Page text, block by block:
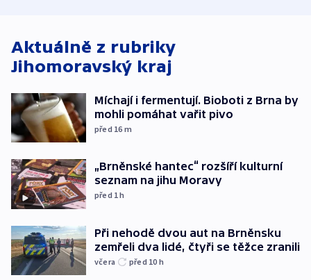
Aktuálně z rubriky
Jihomoravský kraj
Míchají i fermentují. Bioboti z Brna by
mohli pomáhat vařit pivo
před 16 m
„Brněnské hantec“ rozšíří kulturní
seznam na jihu Moravy
před 1h
Při nehodě dvou aut na Brněnsku
zemřeli dva lidé, čtyři se těžce zranili
včera před 10 h